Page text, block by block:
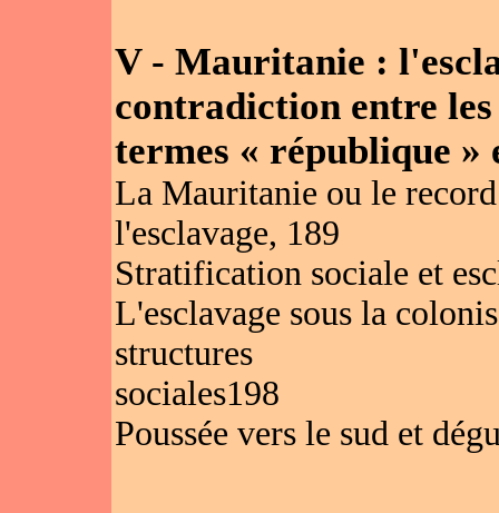
V - Mauritanie :
contradiction entre les
termes « république »
La Mauritanie ou le
l'esclavage, 189
Stratification sociale et
L'esclavage sous la
structures
sociales198
Poussée vers le sud et